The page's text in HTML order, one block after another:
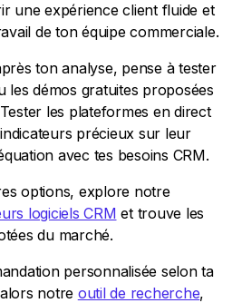
une expérience client fluide et
de ton équipe commerciale.
ton analyse, pense à tester
les démos gratuites proposées
les plateformes en direct
précieux sur leur
avec tes besoins CRM.
options, explore notre
logiciels CRM et trouve les
du marché.
personnalisée selon ta
notre outil de recherche,